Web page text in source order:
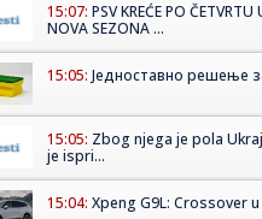
15:07: PSV KREĆE PO
NOVA SEZONA ...
15:05: Jедноставно решење
15:05: Zbog njega je pola
je ispri...
15:04: Xpeng G9L: Crossover